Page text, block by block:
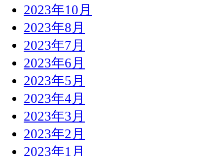
2023年10月
2023年8月
2023年7月
2023年6月
2023年5月
2023年4月
2023年3月
2023年2月
2023年1月